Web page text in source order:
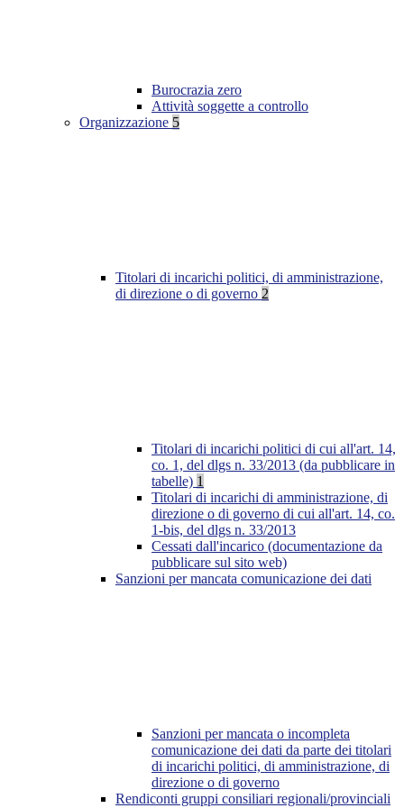
Burocrazia zero
Attività soggette a controllo
Organizzazione 5
Titolari di incarichi politici, di amministrazione,
di direzione o di governo 2
Titolari di incarichi politici di cui all'art. 14,
co. 1, del dlgs n. 33/2013 (da pubblicare in
tabelle) 1
Titolari di incarichi di amministrazione, di
direzione o di governo di cui all'art. 14, co.
1-bis, del dlgs n. 33/2013
Cessati dall'incarico (documentazione da
pubblicare sul sito web)
Sanzioni per mancata comunicazione dei dati
Sanzioni per mancata o incompleta
comunicazione dei dati da parte dei titolari
di incarichi politici, di amministrazione, di
direzione o di governo
Rendiconti gruppi consiliari regionali/provinciali